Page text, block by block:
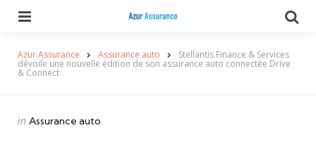
Azur Assurance Assurance auto Stellantis Finance & Services
dévoile une nouvelle édition de son assurance auto connectée Drive
& Connect
Categories
Posted
in Assurance auto